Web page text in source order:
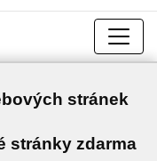
stránek
stránky zdarma